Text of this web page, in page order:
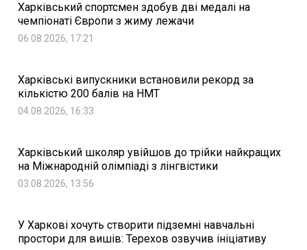
Харківський спортсмен здобув дві медалі на
чемпіонаті Європи з жиму лежачи
06.08.2026, 17:21
Харківські випускники встановили рекорд за
кількістю 200 балів на НМТ
04.08.2026, 16:33
Харківський школяр увійшов до трійки найкращих
на Міжнародній олімпіаді з лінгвістики
03.08.2026, 13:56
У Харкові хочуть створити підземні навчальні
простори для вишів: Терехов озвучив ініціативу